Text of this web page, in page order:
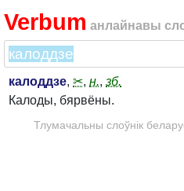
Verbum анлайнавы
калоддзе, ✂, н., зб.
Калоды, бярвёны.
Тлумачальны слоўнік